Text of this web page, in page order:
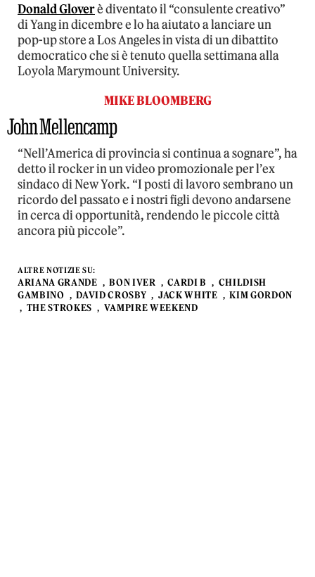
Donald Gloverè diventato il “consulente creativo”
di Yang in dicembre e lo ha aiutato a lanciare un
pop-up store a Los Angeles in vista di un dibattito
democratico che si è tenuto quella settimana alla
Loyola Marymount University.
MIKE BLOOMBERG
John Mellencamp
“Nell’America di provincia si continua a sognare”, ha
detto il rocker in un video promozionale per l’ex
sindaco di New York. “I posti di lavoro sembrano un
ricordo del passato e i nostri figli devono andarsene
in cerca di opportunità, rendendo le piccole città
ancora più piccole”.
ALTRE NOTIZIE SU:
ARIANA GRANDE BON IVER CARDI B
CHILDISH
GAMBINO
DAVID CROSBY JACK WHITE
KIM GORDON
THE STROKES
VAMPIRE WEEKEND